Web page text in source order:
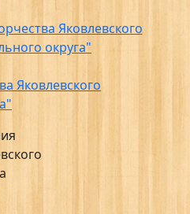
Яковлевского